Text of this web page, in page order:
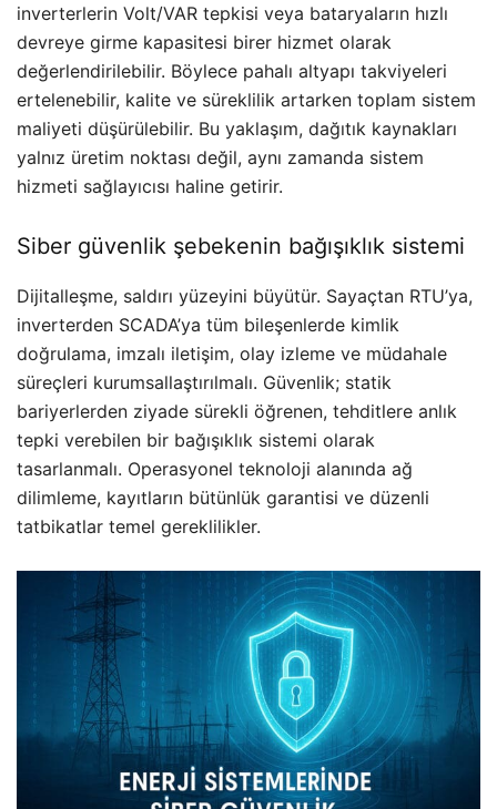
inverterlerin Volt/VAR tepkisi veya bataryaların hızlı
devreye girme kapasitesi birer hizmet olarak
değerlendirilebilir. Böylece pahalı altyapı takviyeleri
ertelenebilir, kalite ve süreklilik artarken toplam sistem
maliyeti düşürülebilir. Bu yaklaşım, dağıtık kaynakları
yalnız üretim noktası değil, aynı zamanda sistem
hizmeti sağlayıcısı haline getirir.
Siber güvenlik şebekenin bağışıklık sistemi
Dijitalleşme, saldırı yüzeyini büyütür. Sayaçtan RTU’ya,
inverterden SCADA’ya tüm bileşenlerde kimlik
doğrulama, imzalı iletişim, olay izleme ve müdahale
süreçleri kurumsallaştırılmalı. Güvenlik; statik
bariyerlerden ziyade sürekli öğrenen, tehditlere anlık
tepki verebilen bir bağışıklık sistemi olarak
tasarlanmalı. Operasyonel teknoloji alanında ağ
dilimleme, kayıtların bütünlük garantisi ve düzenli
tatbikatlar temel gereklilikler.